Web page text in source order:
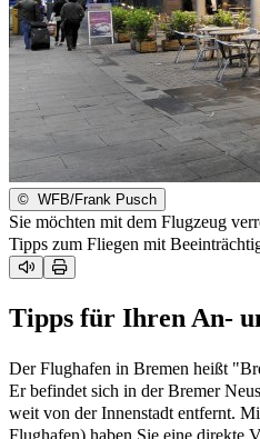
© WFB/Frank Pusch
Sie möchten mit dem Flugzeug
Tipps zum Fliegen mit
Tipps für Ihren An-
Der Flughafen in Bremen heißt
Er befindet sich in der Bremer
weit von der Innenstadt entfernt.
Flughafen) haben Sie eine direkte